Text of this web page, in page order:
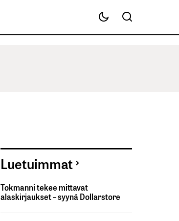
Luetuimmat
Tokmanni tekee mittavat
alaskirjaukset – syynä Dollarstore